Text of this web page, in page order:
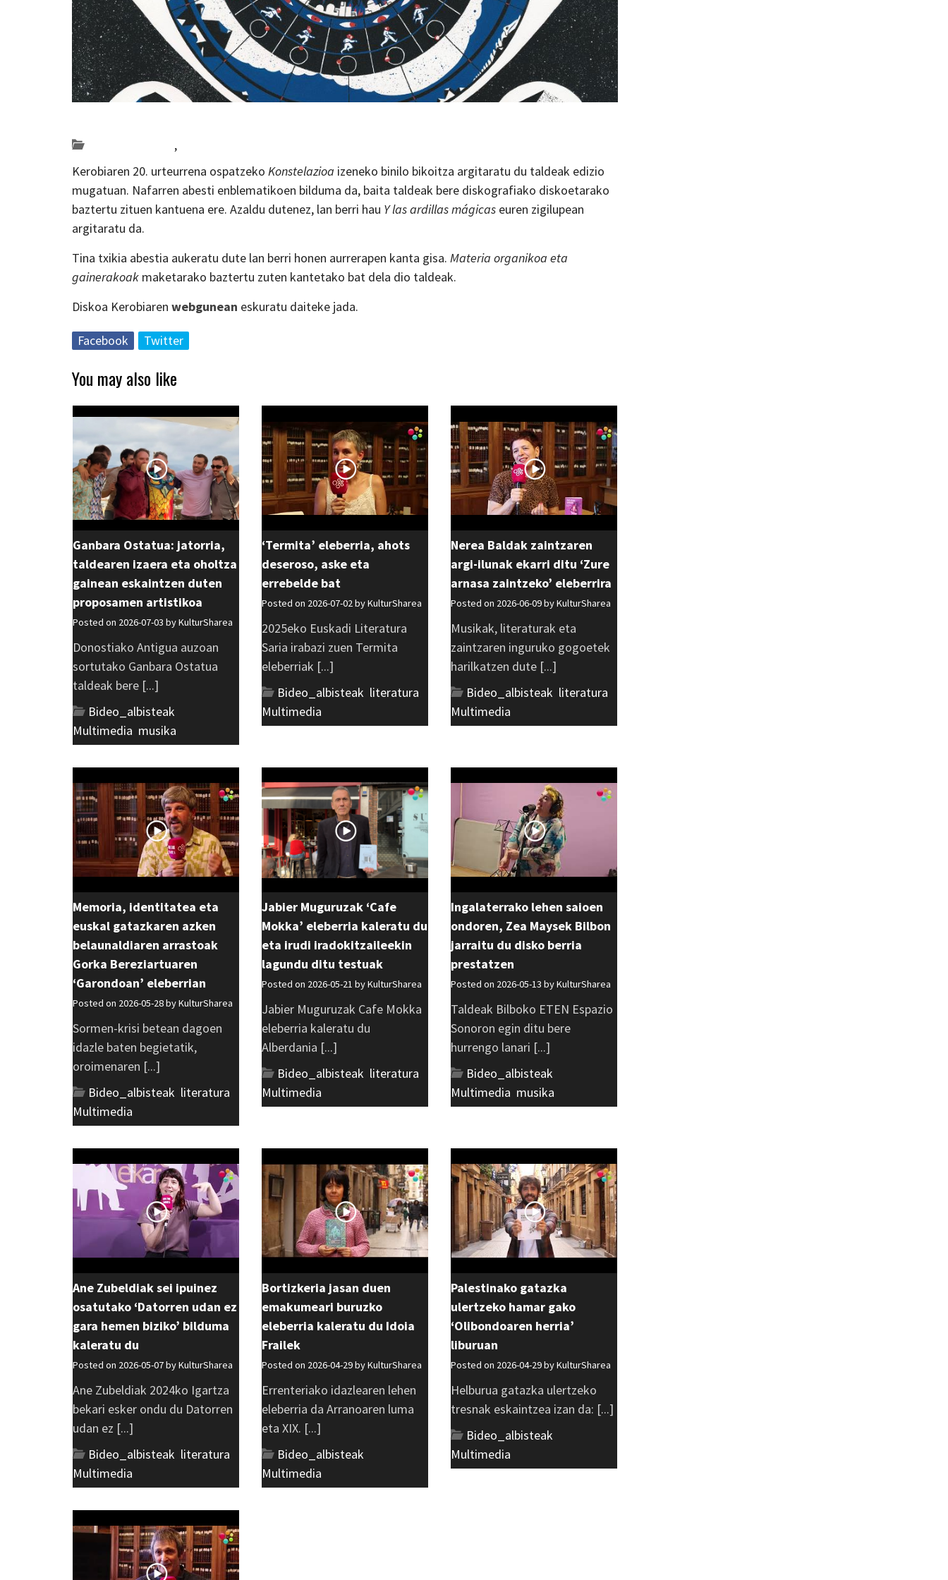
,
Kerobiaren 20. urteurrena ospatzeko Konstelazioa izeneko binilo bikoitza argitaratu du taldeak edizio
mugatuan. Nafarren abesti enblematikoen bilduma da, baita taldeak bere diskografiako diskoetarako
baztertu zituen kantuena ere. Azaldu dutenez, lan berri hau Y las ardillas mágicas euren zigilupean
argitaratu da.
Tina txikia abestia aukeratu dute lan berri honen aurrerapen kanta gisa. Materia organikoa eta
gainerakoak maketarako baztertu zuten kantetako bat dela dio taldeak.
Diskoa Kerobiaren webgunean eskuratu daiteke jada.
Facebook Twitter
You may also like
Ganbara Ostatua: jatorria,
taldearen izaera eta oholtza
gainean eskaintzen duten
proposamen artistikoa
Posted on 2026-07-03 byKulturSharea
Donostiako Antigua auzoan
sortutako Ganbara Ostatua
taldeak bere [...]
Bideo_albisteak
Multimedia musika
‘Termita’ eleberria, ahots
deseroso, aske eta
errebelde bat
Posted on 2026-07-02 byKulturSharea
2025eko Euskadi Literatura
Saria irabazi zuen Termita
eleberriak [...]
Bideo_albisteak literatura
Multimedia
Nerea Baldak zaintzaren
argi-ilunak ekarri ditu ‘Zure
arnasa zaintzeko’ eleberrira
Posted on 2026-06-09 byKulturSharea
Musikak, literaturak eta
zaintzaren inguruko gogoetek
harilkatzen dute [...]
Bideo_albisteak literatura
Multimedia
Memoria, identitatea eta
euskal gatazkaren azken
belaunaldiaren arrastoak
Gorka Bereziartuaren
‘Garondoan’ eleberrian
Posted on 2026-05-28 byKulturSharea
Sormen-krisi betean dagoen
idazle baten begietatik,
oroimenaren [...]
Bideo_albisteak literatura
Multimedia
Jabier Muguruzak ‘Cafe
Mokka’ eleberria kaleratu du
eta irudi iradokitzaileekin
lagundu ditu testuak
Posted on 2026-05-21 byKulturSharea
Jabier Muguruzak Cafe Mokka
eleberria kaleratu du
Alberdania [...]
Bideo_albisteak literatura
Multimedia
Ingalaterrako lehen saioen
ondoren, Zea Maysek Bilbon
jarraitu du disko berria
prestatzen
Posted on 2026-05-13 byKulturSharea
Taldeak Bilboko ETEN Espazio
Sonoron egin ditu bere
hurrengo lanari [...]
Bideo_albisteak
Multimedia musika
Ane Zubeldiak sei ipuinez
osatutako ‘Datorren udan ez
gara hemen biziko’ bilduma
kaleratu du
Posted on 2026-05-07 byKulturSharea
Ane Zubeldiak 2024ko Igartza
bekari esker ondu du Datorren
udan ez [...]
Bideo_albisteak literatura
Multimedia
Bortizkeria jasan duen
emakumeari buruzko
eleberria kaleratu du Idoia
Frailek
Posted on 2026-04-29 byKulturSharea
Errenteriako idazlearen lehen
eleberria da Arranoaren luma
eta XIX. [...]
Bideo_albisteak
Multimedia
Palestinako gatazka
ulertzeko hamar gako
‘Olibondoaren herria’
liburuan
Posted on 2026-04-29 byKulturSharea
Helburua gatazka ulertzeko
tresnak eskaintzea izan da: [...]
Bideo_albisteak
Multimedia